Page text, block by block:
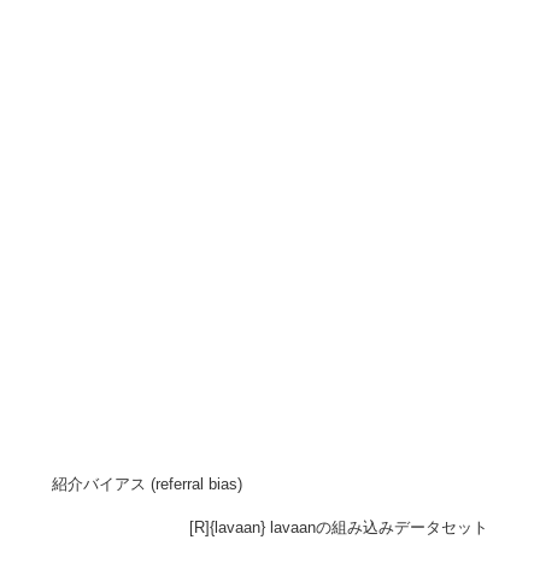
紹介バイアス (referral bias)
[R]{lavaan} lavaanの組み込みデータセット